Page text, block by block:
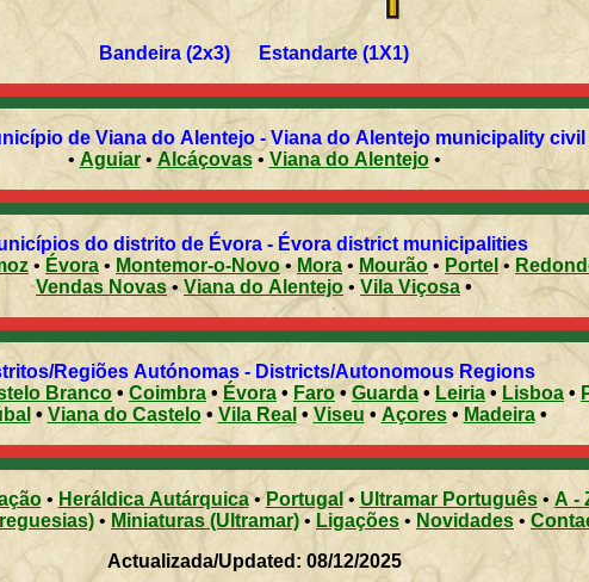
Bandeira (2x3) Estandarte (1X1)
de Viana do Alentejo - Viana do Alentejo municipality
• Aguiar• Alcáçovas• Viana do Alentejo•
do distrito de Évora - Évora district municipalities
• Évora • Montemor-o-Novo• Mora • Mourão • Portel •
Vendas Novas• Viana do Alentejo• Vila Viçosa •
Distritos/Regiões Autónomas - Districts/Autonomous Regions
Branco • Coimbra• Évora • Faro •Guarda • Leiria • Lisboa•
• Viana do Castelo• Vila Real • Viseu• Açores • Madeira •
• Heráldica Autárquica•Portugal• Ultramar Português• A -
• Miniaturas (Ultramar) • Ligações • Novidades •
Actualizada/Updated: 08/12/2025